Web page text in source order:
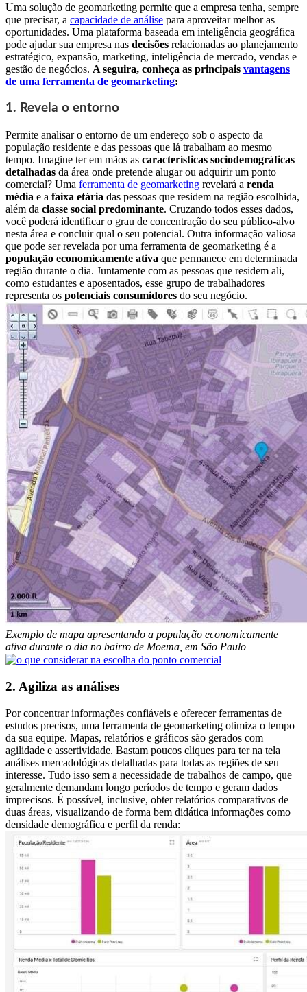
Uma solução de geomarketing permite que a empresa tenha, sempre
que precisar, a capacidade de análise para aproveitar melhor as
oportunidades. Uma plataforma baseada em inteligência geográfica
pode ajudar sua empresa nas decisões relacionadas ao planejamento
estratégico, expansão, marketing, inteligência de mercado, vendas e
gestão de negócios. A seguira, conheça as principais vantagens
de uma ferramenta de geomarketing:
1. Revela o entorno
Permite analisar o entorno de um endereço sob o aspecto da
população residente e das pessoas que lá trabalham ao mesmo
tempo. Imagine ter em mãos as características sociodemográficas
detalhadas da área onde pretende alugar ou adquirir um ponto
comercial? Uma ferramenta de geomarketing revelará a renda
média e a faixa etária das pessoas que residem na região escolhida,
além da classe social predominante. Cruzando todos esses dados,
você poderá identificar o grau de concentração do seu público-alvo
nesta área e concluir qual o seu potencial. Outra informação valiosa
que pode ser revelada por uma ferramenta de geomarketing é a
população economicamente ativa que permanece em determinada
região durante o dia. Juntamente com as pessoas que residem ali,
como estudantes e aposentados, esse grupo de trabalhadores
representa os potenciais consumidores do seu negócio.
Exemplo de mapa apresentando a população economicamente
ativa durante o dia no bairro de Moema, em São Paulo
2. Agiliza as análises
Por concentrar informações confiáveis e oferecer ferramentas de
estudos precisos, uma ferramenta de geomarketing otimiza o tempo
da sua equipe. Mapas, relatórios e gráficos são gerados com
agilidade e assertividade. Bastam poucos cliques para ter na tela
análises mercadológicas detalhadas para todas as regiões de seu
interesse. Tudo isso sem a necessidade de trabalhos de campo, que
geralmente demandam longo períodos de tempo e geram dados
imprecisos. É possível, inclusive, obter relatórios comparativos de
duas áreas, visualizando de forma bem didática informações como
densidade demográfica e perfil da renda: